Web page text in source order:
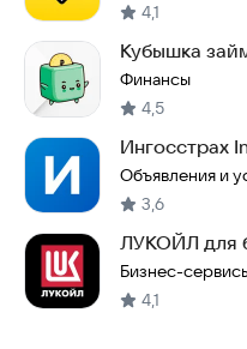
4,1
Кубышка
Финансы
4,5
Ингосстрах
Объявления и
3,6
ЛУКОЙЛ для
Бизнес-
4,1